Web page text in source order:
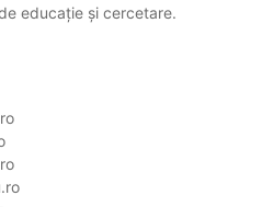
educație și cercetare.